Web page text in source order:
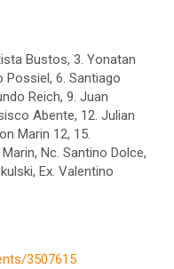
Bustos, 3. Yonatan
Possiel, 6. Santiago
Reich, 9. Juan
Abente, 12. Julian
Marin 12, 15.
Nc. Santino Dolce,
Ex. Valentino
3507615